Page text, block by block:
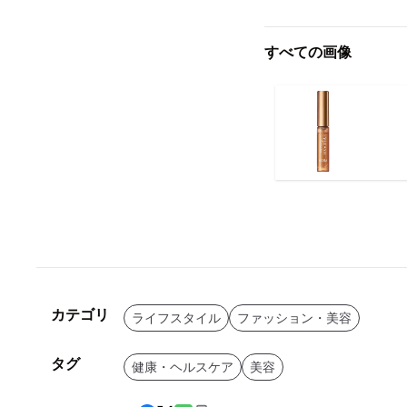
すべての画像
カテゴリ ライフスタイル ファッション・美容
タグ 健康・ヘルスケア 美容